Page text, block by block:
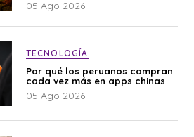
05 Ago 2026
TECNOLOGÍA
Por qué los peruanos compran
cada vez más en apps chinas
05 Ago 2026